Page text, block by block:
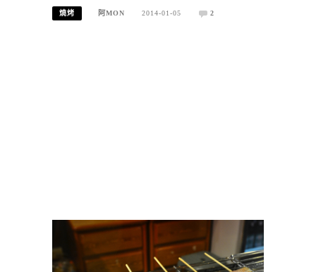
燒烤 阿MON 2014-01-05 2